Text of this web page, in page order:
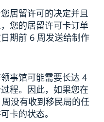
居留许可的决定并且
您的居留许可卡订单
期前 6 周发送给制作
事馆可能需要长达 4
程。因此，如果您在
没有收到移民局的任
卡的状态。